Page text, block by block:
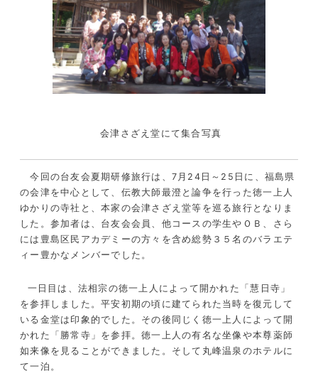
会津さざえ堂にて集合写真
今回の台友会夏期研修旅行は、7月24日～25日に、福島県
の会津を中心として、伝教大師最澄と論争を行った徳一上人
ゆかりの寺社と、本家の会津さざえ堂等を巡る旅行となりま
した。参加者は、台友会会員、他コースの学生やＯＢ、さら
には豊島区民アカデミーの方々を含め総勢３５名のバラエテ
ィー豊かなメンバーでした。
一日目は、法相宗の徳一上人によって開かれた「慧日寺」
を参拝しました。平安初期の頃に建てられた当時を復元して
いる金堂は印象的でした。その後同じく徳一上人によって開
かれた「勝常寺」を参拝。徳一上人の有名な坐像や本尊薬師
如来像を見ることができました。そして丸峰温泉のホテルに
て一泊。